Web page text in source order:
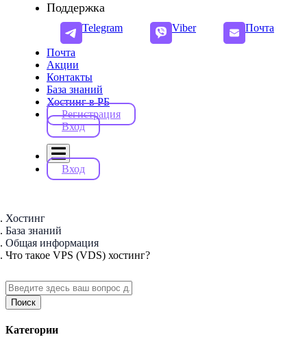
Поддержка
Telegram Viber Почта
Почта
Акции
Контакты
База знаний
Хостинг в РБ
Регистрация
Вход
Вход
Хостинг
База знаний
Общая информация
Что такое VPS (VDS) хостинг?
Поиск
Категории